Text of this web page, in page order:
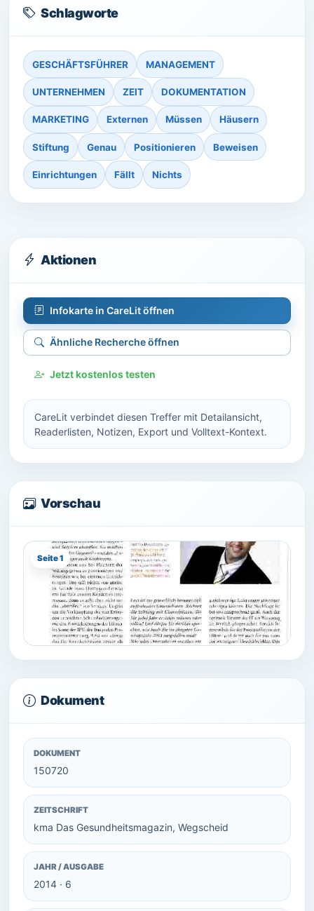
Schlagworte
GESCHÄFTSFÜHRER MANAGEMENT
UNTERNEHMEN ZEIT DOKUMENTATION
MARKETING Externen Müssen Häusern
Stiftung Genau Positionieren Beweisen
Einrichtungen Fällt Nichts
Aktionen
Infokarte in CareLit öffnen
Ähnliche Recherche öffnen
Jetzt kostenlos testen
CareLit verbindet diesen Treffer mit Detailansicht,
Readerlisten, Notizen, Export und Volltext-Kontext.
Vorschau
Seite 1
Dokument
DOKUMENT
150720
ZEITSCHRIFT
kma Das Gesundheitsmagazin, Wegscheid
JAHR / AUSGABE
2014 · 6